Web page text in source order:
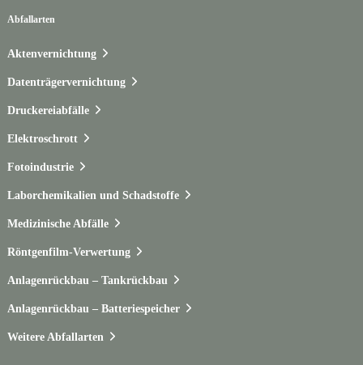
Abfallarten
Aktenvernichtung
Datenträgervernichtung
Druckereiabfälle
Elektroschrott
Fotoindustrie
Laborchemikalien und Schadstoffe
Medizinische Abfälle
Röntgenfilm-Verwertung
Anlagenrückbau – Tankrückbau
Anlagenrückbau – Batteriespeicher
Weitere Abfallarten